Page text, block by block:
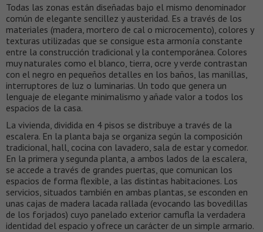
Todas las zonas están diseñadas bajo el mismo denominador
común de elegante sencillez y austeridad. Es a través de los
materiales (madera, mortero de cal o microcemento), colores y
texturas utilizadas que se consigue esta armonía constante
entre la construcción tradicional y la contemporánea. Colores
muy naturales como el blanco, tierra, ocre y verde contrastan
con el negro en pequeños detalles en los baños, las manillas,
interruptores de luz o luminarias. Un todo que genera un
lenguaje de elegante minimalismo y añade valor a todos los
espacios de la casa.
La vivienda, dividida en 4 pisos se distribuye a través de la
escalera. En la planta baja se organiza según la composición
tradicional, hall, cocina con lavadero, sala de estar y comedor.
En la primera y segunda planta, a ambos lados de la escalera,
se accede a través de grandes puertas, que comunican los
espacios de forma flexible, a las distintas habitaciones. Los
servicios, situados también en ambas plantas, se esconden en
unas cajas de madera lacada rallada (evocando las bovedillas
de los forjados) cuyo panelado exterior camufla la verdadera
identidad del espacio y ofrece un carácter de un simple armario.